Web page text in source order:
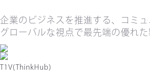
企業のビジネスを推進する、コミ
グローバルな視点で最先端の優れ
T1V(ThinkHub)